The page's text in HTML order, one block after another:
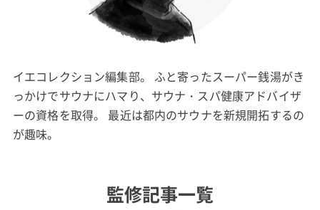
イエコレクション編集部。 ふと寄ったスーパー銭湯がき
っかけでサウナにハマり、サウナ・スパ健康アドバイザ
ーの資格を取得。 最近は都内のサウナを新規開拓するの
が趣味。
監修記事一覧